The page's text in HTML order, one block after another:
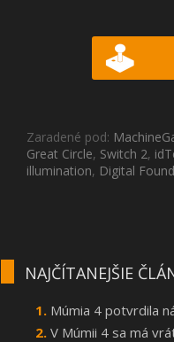
Zaradené pod:
Great Circle, Switch 2,
illumination, Digital
NAJČÍTANEJŠIE
Múmia 4 potvrdila
V Múmii 4 sa má